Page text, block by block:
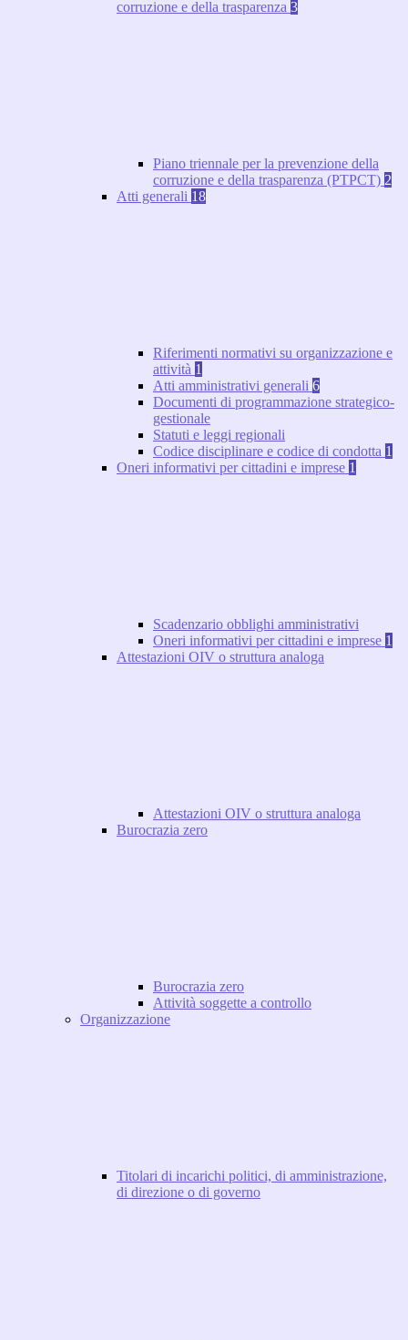
corruzione e della trasparenza 3
Piano triennale per la prevenzione della
corruzione e della trasparenza (PTPCT) 2
Atti generali 18
Riferimenti normativi su organizzazione e
attività 1
Atti amministrativi generali 6
Documenti di programmazione strategico-
gestionale
Statuti e leggi regionali
Codice disciplinare e codice di condotta 1
Oneri informativi per cittadini e imprese 1
Scadenzario obblighi amministrativi
Oneri informativi per cittadini e imprese 1
Attestazioni OIV o struttura analoga
Attestazioni OIV o struttura analoga
Burocrazia zero
Burocrazia zero
Attività soggette a controllo
Organizzazione
Titolari di incarichi politici, di amministrazione,
di direzione o di governo